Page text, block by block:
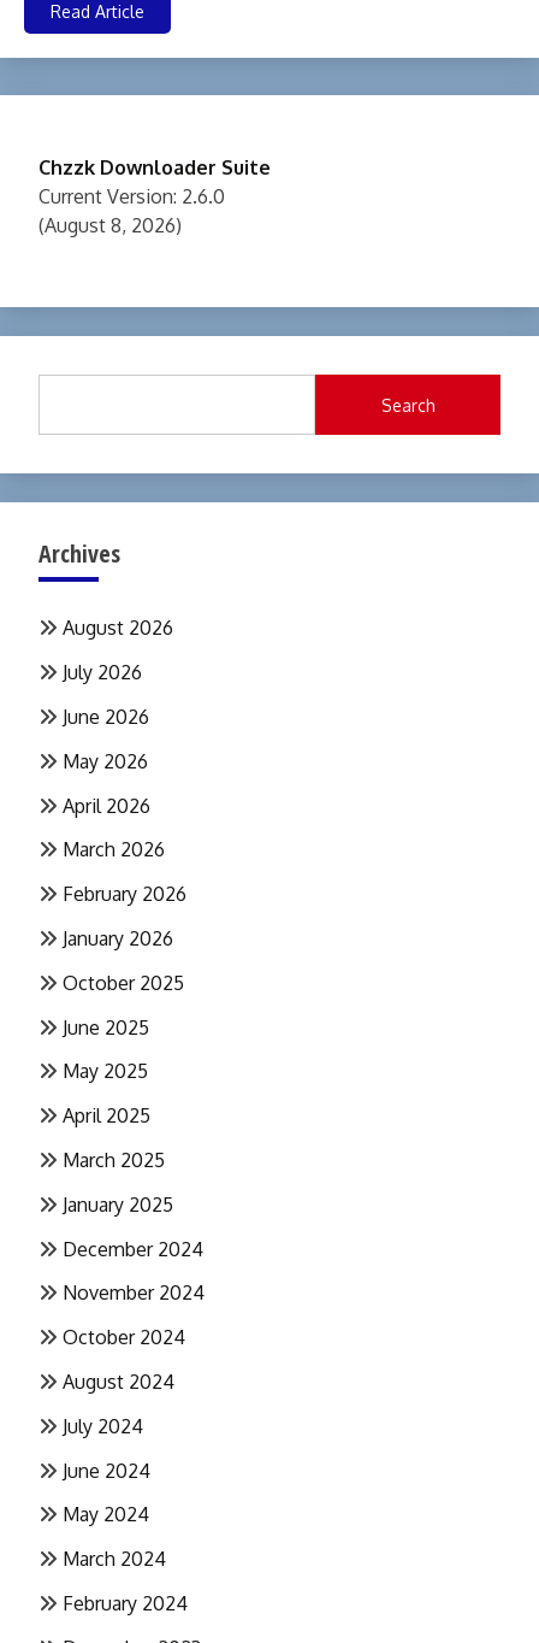
Read Article
Chzzk Downloader Suite
Current Version: 2.6.0
(August 8, 2026)
Search
Archives
August 2026
July 2026
June 2026
May 2026
April 2026
March 2026
February 2026
January 2026
October 2025
June 2025
May 2025
April 2025
March 2025
January 2025
December 2024
November 2024
October 2024
August 2024
July 2024
June 2024
May 2024
March 2024
February 2024